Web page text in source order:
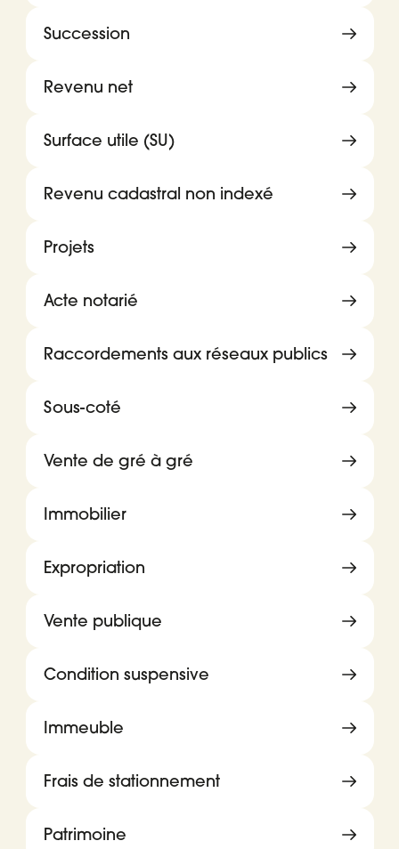
Succession
Revenu net
Surface utile (SU)
Revenu cadastral non indexé
Projets
Acte notarié
Raccordements aux réseaux publics
Sous-coté
Vente de gré à gré
Immobilier
Expropriation
Vente publique
Condition suspensive
Immeuble
Frais de stationnement
Patrimoine